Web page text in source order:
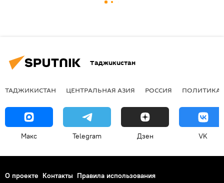
Таджикистан
ТАДЖИКИСТАН ЦЕНТРАЛЬНАЯ АЗИЯ РОССИЯ ПОЛИТИКА
Макс Telegram Дзен VK
О проекте Контакты Правила использования